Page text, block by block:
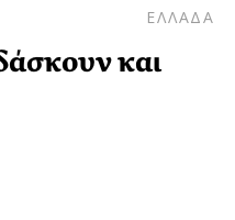
ΕΛΛΑΔΑ
και